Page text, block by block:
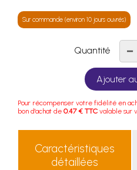
Sur commande (environ 10 jours ouvrés)
Quantité -
Ajouter
Pour récompenser votre fidélité en
bon d'achat de 0.47 € TTC valable sur
Caractéristiques
détaillées